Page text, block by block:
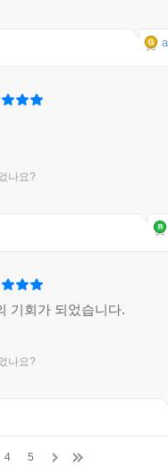
나요?
기회가 되었습니다.
나요?
4 5